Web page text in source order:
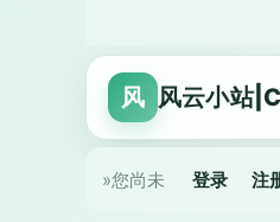
风 风云小站
»您尚未 登录 注